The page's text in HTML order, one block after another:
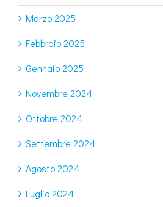
Marzo 2025
Febbraio 2025
Gennaio 2025
Novembre 2024
Ottobre 2024
Settembre 2024
Agosto 2024
Luglio 2024